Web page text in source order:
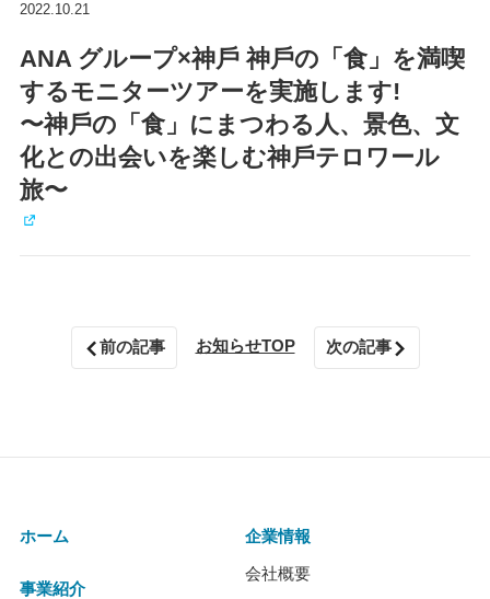
2022.10.21
ANA グループ×神戶 神戶の「食」を満喫
するモニターツアーを実施します!
〜神戶の「食」にまつわる人、景色、文
化との出会いを楽しむ神戶テロワール
旅〜
前の記事 お知らせTOP 次の記事
ホーム
事業紹介
企業情報
会社概要